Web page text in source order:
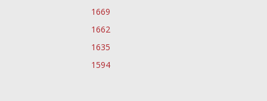
1669
1662
1635
1594